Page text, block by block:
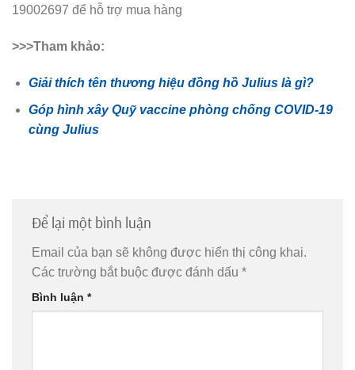
19002697 để hỗ trợ mua hàng
>>>Tham khảo:
Giải thích tên thương hiệu đồng hồ Julius là gì?
Góp hình xây Quỹ vaccine phòng chống COVID-19
cùng Julius
Để lại một bình luận
Email của bạn sẽ không được hiển thị công khai.
Các trường bắt buộc được đánh dấu *
Bình luận *